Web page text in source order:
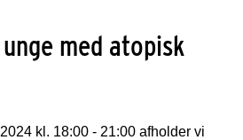
med atopisk
kl. 18:00 - 21:00 afholder vi